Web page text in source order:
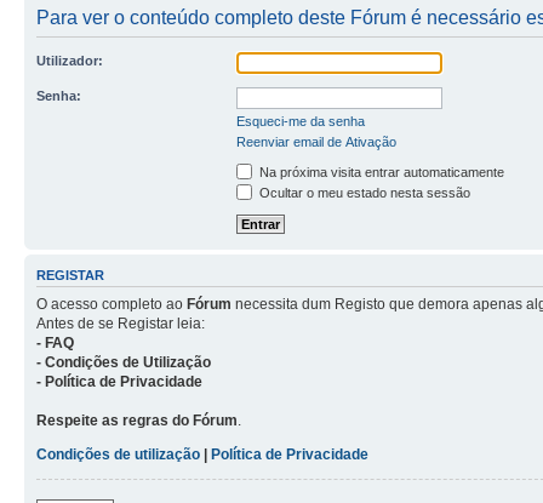
Para ver o conteúdo completo deste Fórum é necessário
Utilizador:
Senha:
Esqueci-me da senha
Reenviar email de Ativação
Na próxima visita entrar automaticamente
Ocultar o meu estado nesta sessão
REGISTAR
O acesso completo ao Fórum necessita dum Registo que demora apenas
Antes de se Registar leia:
- FAQ
- Condições de Utilização
- Política de Privacidade
Respeite as regras do Fórum
Condições de utilização | Política de Privacidade